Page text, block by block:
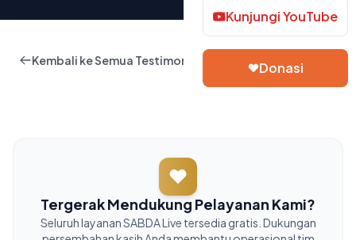
Kunjungi YouTube
Donasi
Kembali ke Semua Testimoni
Tergerak Mendukung Pelayanan Kami?
Seluruh layanan SABDA Live tersedia gratis. Dukungan